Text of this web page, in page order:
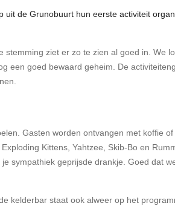
uit de Grunobuurt hun eerste activiteit
ziet er zo te zien al goed in. We
een goed bewaard geheim. De
Gasten worden ontvangen met koffie of
Kittens, Yahtzee, Skib-Bo en
sympathiek geprijsde drankje. Goed dat
kelderbar staat ook alweer op het